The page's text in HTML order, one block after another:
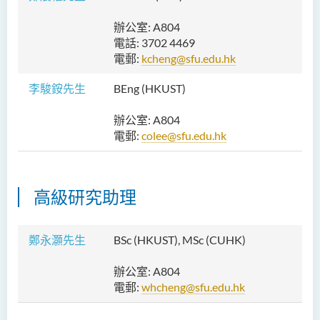
辦公室: A804
電話: 3702 4469
電郵: kcheng@sfu.edu.hk
李駿銨先生 BEng (HKUST)
辦公室: A804
電郵: colee@sfu.edu.hk
高級研究助理
鄭永灝先生 BSc (HKUST), MSc (CUHK)
辦公室: A804
電郵: whcheng@sfu.edu.hk